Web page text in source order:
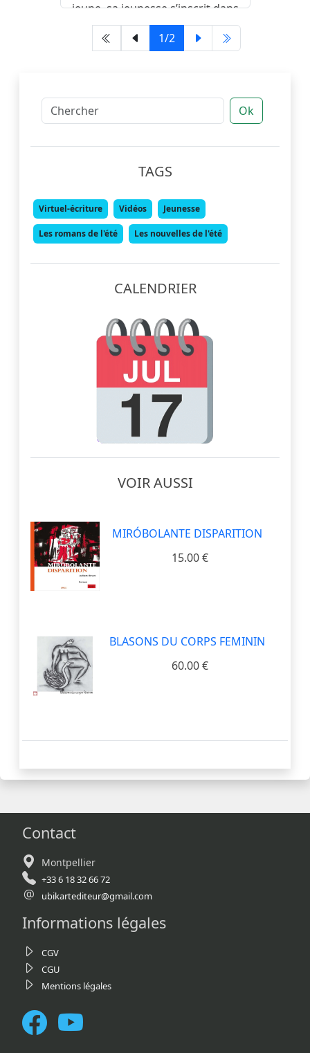
jeune, sa jeunesse s’inscrit dans
la sagesse des siècles.
1/2
Ok
TAGS
Virtuel-écriture Vidéos Jeunesse
Les romans de l'été Les nouvelles de l'été
CALENDRIER
VOIR AUSSI
MIRÓBOLANTE DISPARITION
15.00 €
BLASONS DU CORPS FEMININ
60.00 €
Contact
Montpellier
+33 6 18 32 66 72
ubikartediteur@gmail.com
Informations légales
CGV
CGU
Mentions légales